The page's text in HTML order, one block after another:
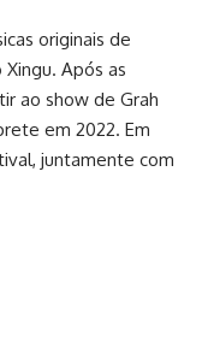
originais de
Após as
ao show de Grah
em 2022. Em
juntamente com